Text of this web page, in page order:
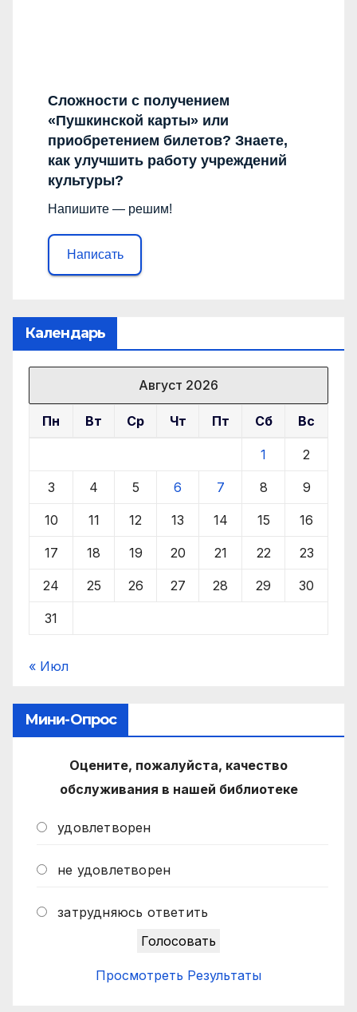
Сложности с получением
«Пушкинской карты» или
приобретением билетов? Знаете,
как улучшить работу учреждений
культуры?
Напишите — решим!
Написать
Календарь
Август 2026
Пн Вт Ср Чт Пт Сб Вс
1 2
3 4 5 6 7 8 9
10 11 12 13 14 15 16
17 18 19 20 21 22 23
24 25 26 27 28 29 30
31
« Июл
Мини-Опрос
Оцените, пожалуйста, качество
обслуживания в нашей библиотеке
удовлетворен
не удовлетворен
затрудняюсь ответить
Просмотреть Результаты